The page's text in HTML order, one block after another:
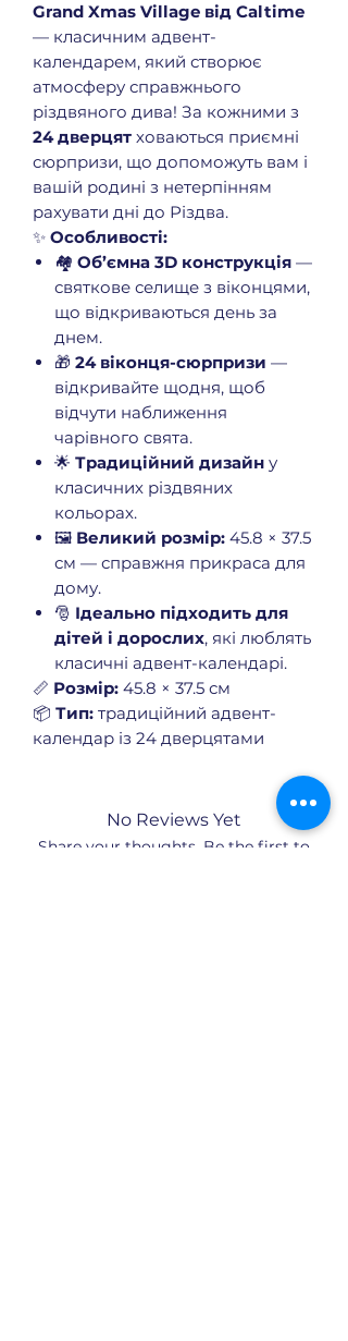
Grand Xmas Village від Caltime
— класичним адвент-
календарем, який створює
атмосферу справжнього
різдвяного дива! За кожними з
24 дверцят ховаються приємні
сюрпризи, що допоможуть вам і
вашій родині з нетерпінням
рахувати дні до Різдва.
✨ Особливості:
🏘️ Об’ємна 3D конструкція —
святкове селище з віконцями,
що відкриваються день за
днем.
🎁 24 віконця-сюрпризи —
відкривайте щодня, щоб
відчути наближення
чарівного свята.
🌟 Традиційний дизайн у
класичних різдвяних
кольорах.
🖼️ Великий розмір: 45.8 × 37.5
см — справжня прикраса для
дому.
🎅 Ідеально підходить для
дітей і дорослих, які люблять
класичні адвент-календарі.
📏 Розмір: 45.8 × 37.5 см
📦 Тип: традиційний адвент-
календар із 24 дверцятами
No Reviews Yet
Share your thoughts. Be the first to